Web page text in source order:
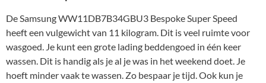
De Samsung WW11DB7B34GBU3 Bespoke Super Speed
heeft een vulgewicht van 11 kilogram. Dit is veel ruimte voor
wasgoed. Je kunt een grote lading beddengoed in één keer
wassen. Dit is handig als je al je was in het weekend doet. Je
hoeft minder vaak te wassen. Zo bespaar je tijd. Ook kun je